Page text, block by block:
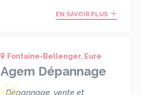
EN SAVOIR PLUS
Fontaine-Bellenger, Eure
Agem Dépannage
Dépannage, vente et